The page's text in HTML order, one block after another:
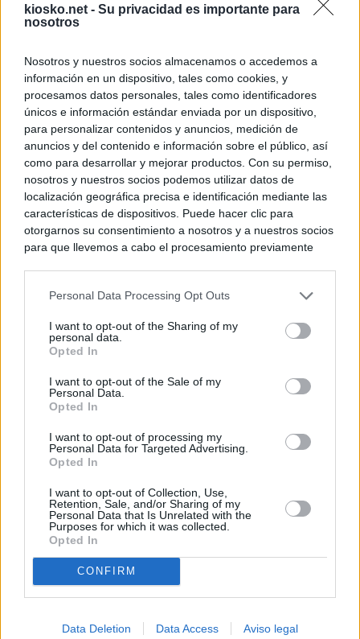
kiosko.net - Su privacidad es importante para
nosotros
Nosotros y nuestros socios almacenamos o accedemos a
información en un dispositivo, tales como cookies, y
procesamos datos personales, tales como identificadores
únicos e información estándar enviada por un dispositivo,
para personalizar contenidos y anuncios, medición de
anuncios y del contenido e información sobre el público, así
como para desarrollar y mejorar productos. Con su permiso,
nosotros y nuestros socios podemos utilizar datos de
localización geográfica precisa e identificación mediante las
características de dispositivos. Puede hacer clic para
otorgarnos su consentimiento a nosotros y a nuestros socios
para que llevemos a cabo el procesamiento previamente
negar su consentimiento. Tenga en cuenta que algún
de su consentimiento, pero usted tiene el derecho de
rechazar tal procesamiento. Sus preferencias se aplicarán
cualquier momento entrando de nuevo en este sitio web o
visitando nuestra política de privacidad.
Personal Data Processing Opt Outs
I want to opt-out of the Sharing of my
personal data.
Opted In
I want to opt-out of the Sale of my
Personal Data.
Opted In
I want to opt-out of processing my
Personal Data for Targeted Advertising.
Opted In
I want to opt-out of Collection, Use,
Retention, Sale, and/or Sharing of my
Personal Data that Is Unrelated with the
Purposes for which it was collected.
Opted In
CONFIRM
Data Deletion Data Access Aviso legal